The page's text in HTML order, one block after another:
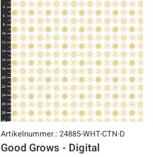
Artikelnummer.: 24885-WHT-CTN-D
Good Grows - Digital